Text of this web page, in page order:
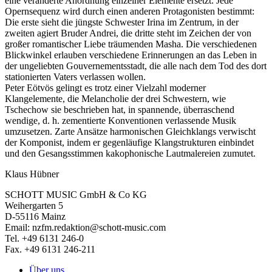
Opernsequenz wird durch einen anderen Protagonisten bestimmt:
Die erste sieht die jüngste Schwester Irina im Zentrum, in der
zweiten agiert Bruder Andrei, die dritte steht im Zeichen der von
großer romantischer Liebe träumenden Masha. Die verschiedenen
Blickwinkel erlauben verschiedene Erinnerungen an das Leben in
der ungeliebten Gouvernementsstadt, die alle nach dem Tod des dort
stationierten Vaters verlassen wollen.
Peter Eötvös gelingt es trotz einer Vielzahl moderner
Klangelemente, die Melancholie der drei Schwestern, wie
Tschechow sie beschrieben hat, in spannende, überraschend
wendige, d. h. zementierte Konventionen verlassende Musik
umzusetzen. Zarte Ansätze harmonischen Gleichklangs verwischt
der Komponist, indem er gegenläufige Klangstrukturen einbindet
und den Gesangsstimmen kakophonische Lautmalereien zumutet.
Klaus Hübner
SCHOTT MUSIC GmbH & Co KG
Weihergarten 5
D-55116 Mainz
Email: nzfm.redaktion@schott-music.com
Tel. +49 6131 246-0
Fax. +49 6131 246-211